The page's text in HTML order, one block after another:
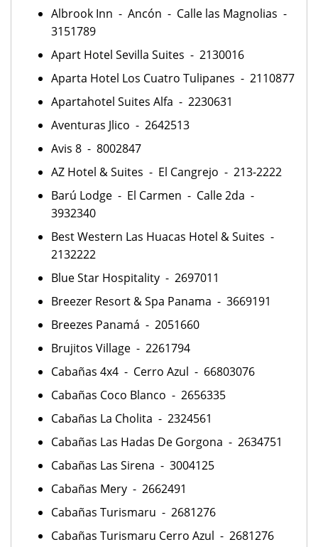
Albrook Inn - Ancón - Calle las Magnolias -
3151789
Apart Hotel Sevilla Suites - 2130016
Aparta Hotel Los Cuatro Tulipanes - 2110877
Apartahotel Suites Alfa - 2230631
Aventuras Jlico - 2642513
Avis 8 - 8002847
AZ Hotel & Suites - El Cangrejo - 213-2222
Barú Lodge - El Carmen - Calle 2da -
3932340
Best Western Las Huacas Hotel & Suites -
2132222
Blue Star Hospitality - 2697011
Breezer Resort & Spa Panama - 3669191
Breezes Panamá - 2051660
Brujitos Village - 2261794
Cabañas 4x4 - Cerro Azul - 66803076
Cabañas Coco Blanco - 2656335
Cabañas La Cholita - 2324561
Cabañas Las Hadas De Gorgona - 2634751
Cabañas Las Sirena - 3004125
Cabañas Mery - 2662491
Cabañas Turismaru - 2681276
Cabañas Turismaru Cerro Azul - 2681276